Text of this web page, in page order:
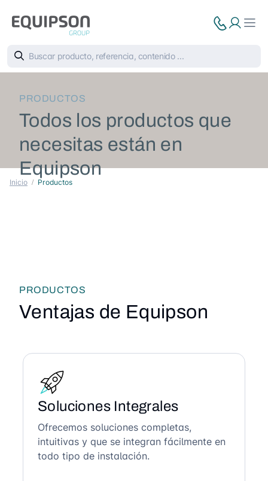
PRODUCTOS
Todos los productos que
necesitas están en
Equipson
Inicio Productos
PRODUCTOS
Ventajas de Equipson
Soluciones Integrales
Ofrecemos soluciones completas,
intuitivas y que se integran fácilmente en
todo tipo de instalación.